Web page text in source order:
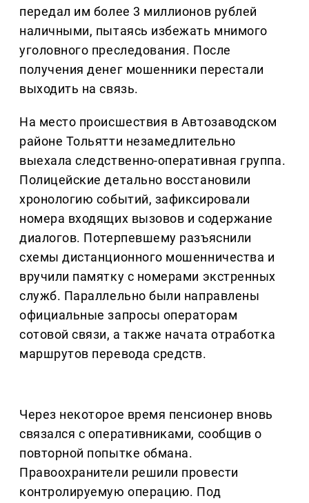
передал им более 3 миллионов рублей
наличными, пытаясь избежать мнимого
уголовного преследования. После
получения денег мошенники перестали
выходить на связь.
На место происшествия в Автозаводском
районе Тольятти незамедлительно
выехала следственно-оперативная группа.
Полицейские детально восстановили
хронологию событий, зафиксировали
номера входящих вызовов и содержание
диалогов. Потерпевшему разъяснили
схемы дистанционного мошенничества и
вручили памятку с номерами экстренных
служб. Параллельно были направлены
официальные запросы операторам
сотовой связи, а также начата отработка
маршрутов перевода средств.
Через некоторое время пенсионер вновь
связался с оперативниками, сообщив о
повторной попытке обмана.
Правоохранители решили провести
контролируемую операцию. Под